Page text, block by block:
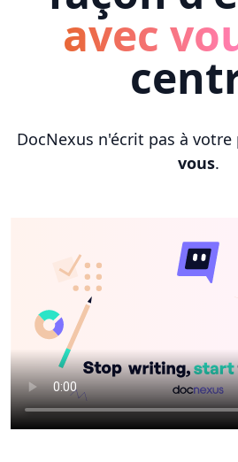
avec
DocNexus n'écrit pas à votre
vous.